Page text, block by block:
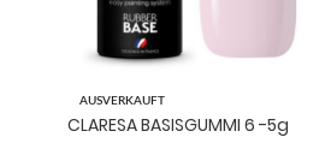
AUSVERKAUFT
CLARESA BASISGUMMI 6 -5g